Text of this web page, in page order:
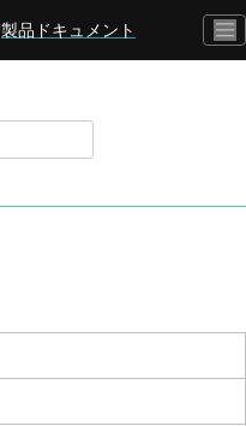
製品ドキュメント